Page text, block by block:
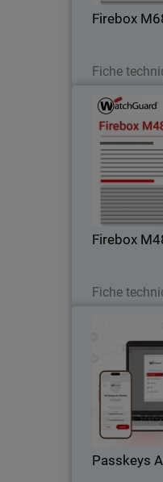
Firebox
Fiche
Firebox
Fiche
Passez aux
UTM,
robustes –
besoins
Passkeys
avec clés